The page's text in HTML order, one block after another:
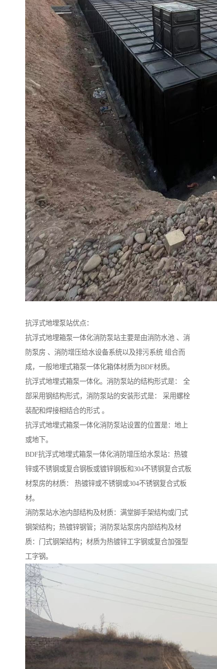
抗浮式地埋泵站优点：
抗浮式地埋箱泵一体化消防泵站主要是由消防水池 、消
防泵房 、消防增压给水设备系统以及排污系统 组合而
成，一般地埋式箱泵一体化箱体材质为BDF材质。
抗浮式地埋式箱泵一体化。消防泵站的结构形式是： 全
部采用钢结构形式，消防泵站的安装形式是： 采用螺栓
装配和焊接相结合的形式 。
抗浮式地埋式箱泵一体化消防泵站设置的位置是：地上
或地下。
BDF抗浮式地埋式箱泵一体化消防增压给水泵站：热镀
锌或不锈钢或复合钢板或镀锌钢板和304不锈钢复合式板
材泵房的材质： 热镀锌或不锈钢或304不锈钢复合式板
材。
消防泵站水池内部结构及材质：满堂脚手架结构或门式
钢架结构；热镀锌钢管；消防泵站泵房内部结构及材
质：门式钢架结构；材质为热镀锌工字钢或复合加强型
工字钢。